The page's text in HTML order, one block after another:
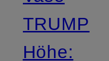
Höhe: